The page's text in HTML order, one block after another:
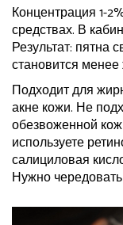
Концентрация 1-
средствах. В
Результат: пятна
становится
Подходит для
акне кожи. Не
обезвоженной
используете
салициловая
Нужно чередовать